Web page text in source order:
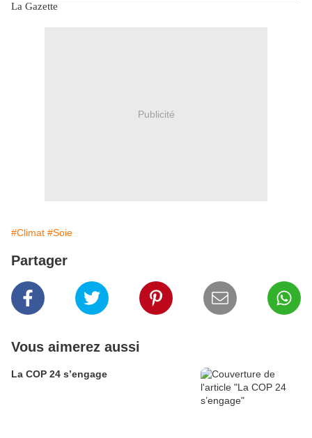
La Gazette
Publicité
#Climat #Soie
Partager
Vous aimerez aussi
La COP 24 s’engage